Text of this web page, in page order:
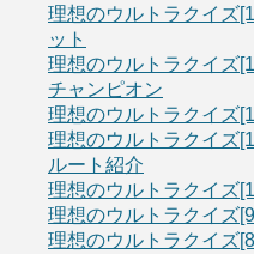
理想のウルトラクイズ
ット
理想のウルトラクイズ
チャンピオン
理想のウルトラクイズ
理想のウルトラクイズ
ルート紹介
理想のウルトラクイズ
理想のウルトラクイズ
理想のウルトラクイズ